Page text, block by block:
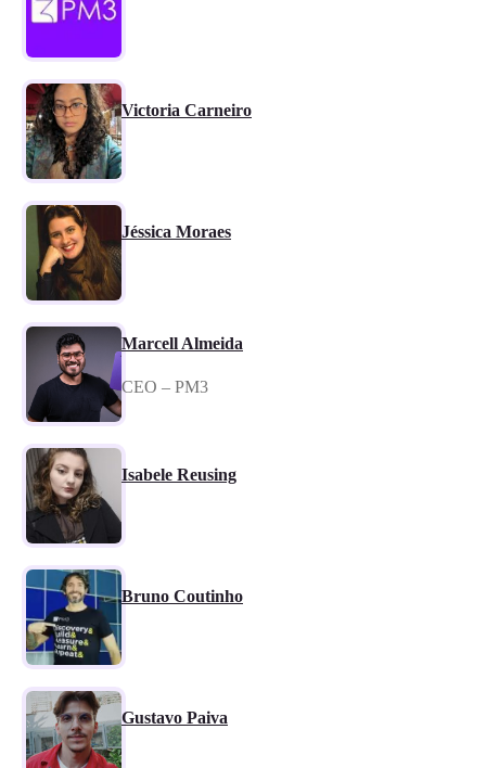
Victoria Carneiro
Jéssica Moraes
Marcell Almeida
CEO – PM3
Isabele Reusing
Bruno Coutinho
Gustavo Paiva